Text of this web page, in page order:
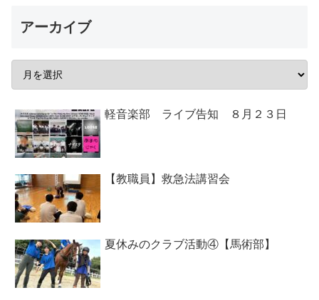
アーカイブ
軽音楽部 ライブ告知 ８月２３日
【教職員】救急法講習会
夏休みのクラブ活動④【馬術部】